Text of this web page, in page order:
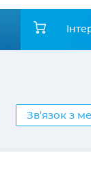
Зв'язок з